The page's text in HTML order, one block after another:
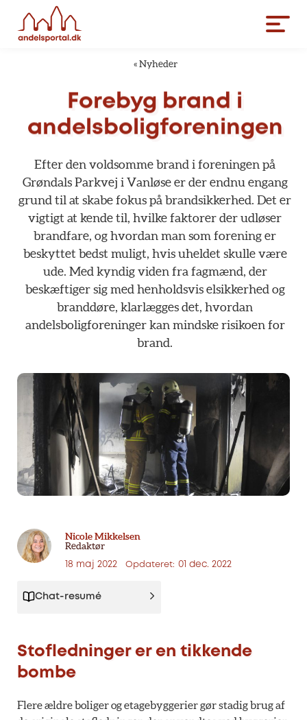
« Nyheder
Forebyg brand i
andelsboligforeningen
Efter den voldsomme brand i foreningen på
Grøndals Parkvej i Vanløse er der endnu engang
grund til at skabe fokus på brandsikkerhed. Det er
vigtigt at kende til, hvilke faktorer der udløser
brandfare, og hvordan man som forening er
beskyttet bedst muligt, hvis uheldet skulle være
ude. Med kyndig viden fra fagmænd, der
beskæftiger sig med henholdsvis elsikkerhed og
branddøre, klarlægges det, hvordan
andelsboligforeninger kan mindske risikoen for
brand.
Nicole Mikkelsen
Redaktør
18 maj 2022 Opdateret: 01 dec. 2022
Chat-resumé
Stofledninger er en tikkende
bombe
Flere ældre boliger og etagebyggerier gør stadig brug af